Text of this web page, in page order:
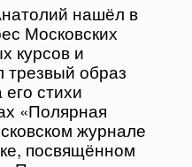
нашёл в
Московских
курсов и
трезвый образ
стихи
«Полярная
журнале
посвящённом